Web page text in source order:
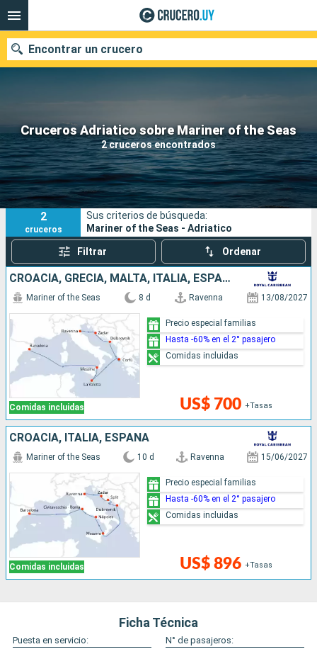
Cruceros Adriatico sobre Mariner of the Seas
2 cruceros encontrados
Encontrar un crucero
Nuestros destinos
Fecha de salida
Puertos Compañías
Buscar
2
cruceros
Sus criterios de búsqueda:
Mariner of the Seas - Adriatico
Filtrar Ordenar
CROACIA, GRECIA, MALTA, ITALIA, ESPAÑA
Comidas incluidas
Mariner of the Seas 8 d Ravenna 13/08/2027
US$ 700 +Tasas
Precio especial familias
Hasta -60% en el 2° pasajero
Comidas incluidas
CROACIA, ITALIA, ESPAÑA
Comidas incluidas
Mariner of the Seas 10 d Ravenna 15/06/2027
US$ 896 +Tasas
Precio especial familias
Hasta -60% en el 2° pasajero
Comidas incluidas
Ficha Técnica
Puesta en servicio:
N° de pasajeros: